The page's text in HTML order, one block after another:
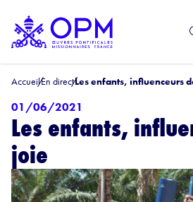
AccueilEn directLes enfants, influenceurs
01/06/2021
Les enfants,
joie